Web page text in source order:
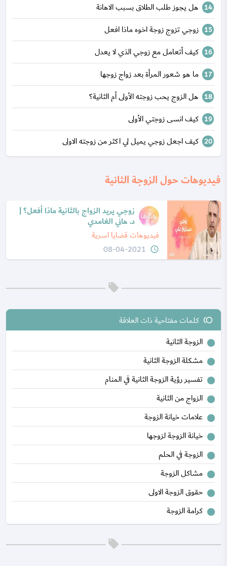
هل يجوز طلب الطلاق بسبب الاهانة
زوجي تزوج زوجة اخوه ماذا افعل
كيف أتعامل مع زوجي الذي لا يعدل
ما هو شعور المرأة بعد زواج زوجها
هل الزوج يحب زوجته الأولى أم الثانية؟
كيف انسى زوجتي الأولى
كيف اجعل زوجي يميل لي اكثر من زوجته الاولى
فيديوهات حول الزوجة الثانية
زوجي يريد الزواج بالثانية ماذا أفعل؟ |
د. هاني الغامدي
فيديوهات قضايا اسرية
query_builder
08-04-2021
toll كلمات مفتاحية ذات العلاقة
الزوجة الثانية
مشكلة الزوجة الثانية
تفسير رؤية الزوجة الثانية في المنام
الزواج من الثانية
علامات خيانة الزوجة
خيانة الزوجة لزوجها
الزوجة في الحلم
مشاكل الزوجة
حقوق الزوجة الاولى
كرامة الزوجة